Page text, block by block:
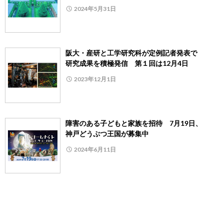
2024年5月31日
阪大・産研と工学研究科が定例記者発表で
研究成果を積極発信 第１回は12月4日
2023年12月1日
障害のある子どもと家族を招待 7月19日、
神戸どうぶつ王国が募集中
2024年6月11日